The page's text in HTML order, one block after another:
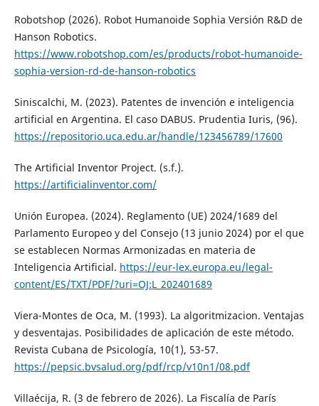
Robotshop (2026). Robot Humanoide Sophia Versión R&D de
Hanson Robotics.
https://www.robotshop.com/es/products/robot-humanoide-
sophia-version-rd-de-hanson-robotics
Siniscalchi, M. (2023). Patentes de invención e inteligencia
artificial en Argentina. El caso DABUS. Prudentia Iuris, (96).
https://repositorio.uca.edu.ar/handle/123456789/17600
The Artificial Inventor Project. (s.f.).
https://artificialinventor.com/
Unión Europea. (2024). Reglamento (UE) 2024/1689 del
Parlamento Europeo y del Consejo (13 junio 2024) por el que
se establecen Normas Armonizadas en materia de
Inteligencia Artificial. https://eur-lex.europa.eu/legal-
content/ES/TXT/PDF/?uri=OJ:L_202401689
Viera-Montes de Oca, M. (1993). La algoritmizacion. Ventajas
y desventajas. Posibilidades de aplicación de este método.
Revista Cubana de Psicología, 10(1), 53-57.
https://pepsic.bvsalud.org/pdf/rcp/v10n1/08.pdf
Villaécija, R. (3 de febrero de 2026). La Fiscalía de París